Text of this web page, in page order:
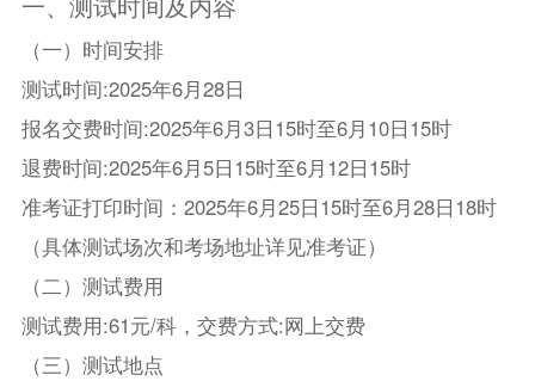
（一）时间安排
测试时间:2025年6月28日
报名交费时间:2025年6月3日15时至6月10日15时
退费时间:2025年6月5日15时至6月12日15时
准考证打印时间：2025年6月25日15时至6月28日18时
（具体测试场次和考场地址详见准考证）
（二）测试费用
测试费用:61元/科，交费方式:网上交费
（三）测试地点